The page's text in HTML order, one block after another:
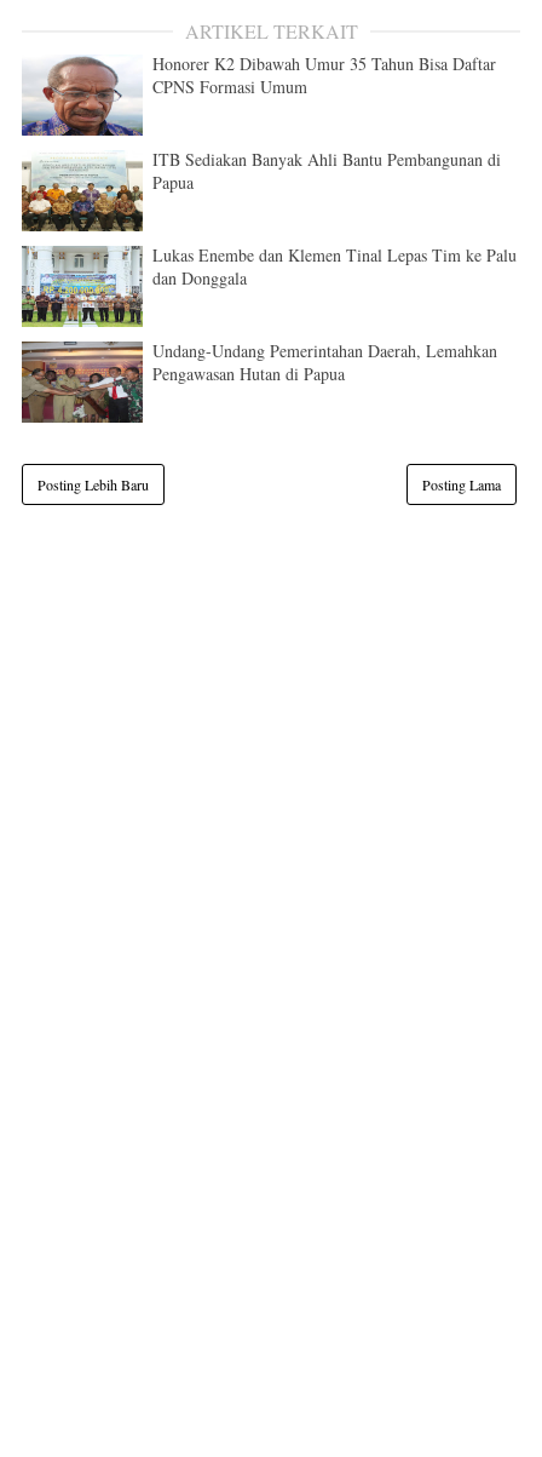
ARTIKEL TERKAIT
Honorer K2 Dibawah Umur 35 Tahun Bisa Daftar
CPNS Formasi Umum
ITB Sediakan Banyak Ahli Bantu Pembangunan di
Papua
Lukas Enembe dan Klemen Tinal Lepas Tim ke Palu
dan Donggala
Undang-Undang Pemerintahan Daerah, Lemahkan
Pengawasan Hutan di Papua
Posting Lebih Baru Posting Lama